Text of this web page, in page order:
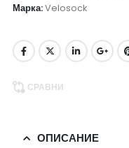
Марка:Velosock
СРАВНИ
ОПИСАНИЕ